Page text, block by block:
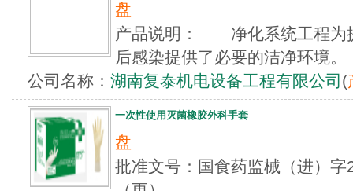
盘
产品说明： 净化系统工程为
后感染提供了必要的洁净环境。
公司名称： 湖南复泰机电设备工程有限公司 (
一次性使用灭菌橡胶外科手套
盘
批准文号：国食药监械（进）